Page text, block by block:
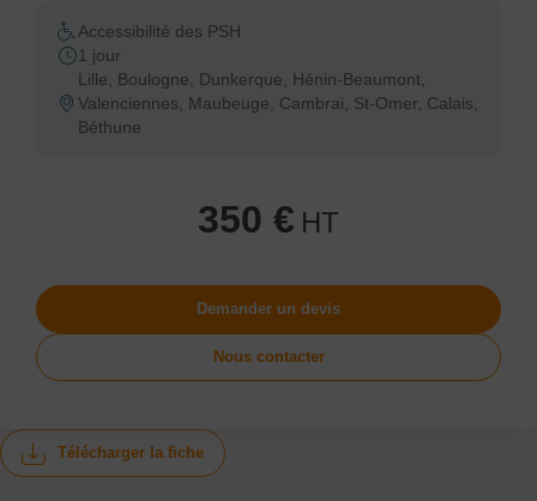
Télécharger la fiche
Accessibilité des PSH
1 jour
Lille, Boulogne, Dunkerque, Hénin-Beaumont,
Valenciennes, Maubeuge, Cambrai, St-Omer, Calais,
Béthune
350 € HT
Demander un devis
Nous contacter